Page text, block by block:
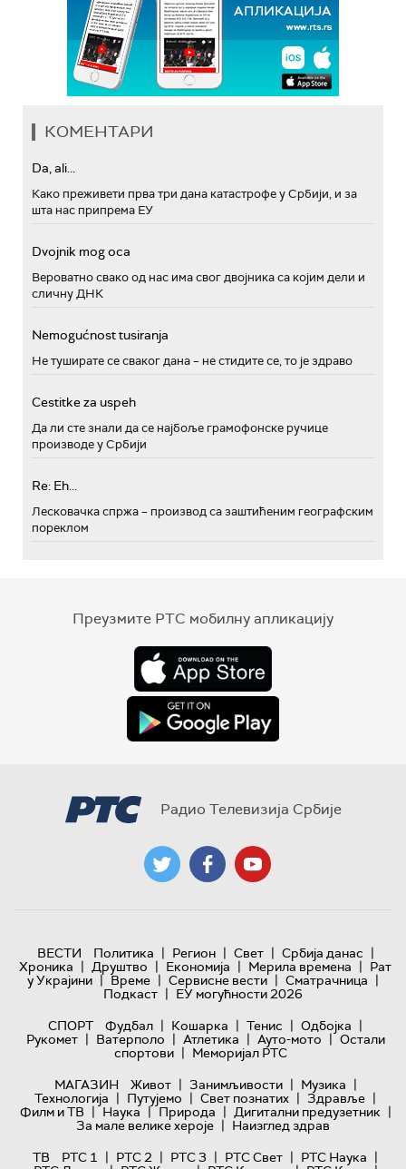
КОМЕНТАРИ
Da, ali...
Како преживети прва три дана катастрофе у Србији, и за
шта нас припрема ЕУ
Dvojnik mog oca
Вероватно свако од нас има свог двојника са којим дели и
сличну ДНК
Nemogućnost tusiranja
Не туширате се сваког дана – не стидите се, то је здраво
Cestitke za uspeh
Да ли сте знали да се најбоље грамофонске ручице
производе у Србији
Re: Eh...
Лесковачка спржа – производ са заштићеним географским
пореклом
Преузмите РТС мобилну апликацију
Радио Телевизија Србије
ВЕСТИ Политика | Регион | Свет | Србија данас |
Хроника | Друштво | Економија | Мерила времена | Рат
у Украјини | Време | Сервисне вести | Сматрачница |
Подкаст | ЕУ могућности 2026
СПОРТ
Фудбал | Кошарка | Тенис | Одбојка |
Рукомет | Ватерполо | Атлетика | Ауто-мото | Остали
спортови | Меморијал РТС
МАГАЗИН
Живот | Занимљивости | Музика |
Технологијa | Путујемо | Свет познатих | Здравље |
Филм и ТВ | Наука | Природа | Дигитални предузетник |
За мале велике хероје | Наизглед здрав
ТВ
РТС 1 | РТС 2 | РТС 3 | РТС Свет | РТС Наука |